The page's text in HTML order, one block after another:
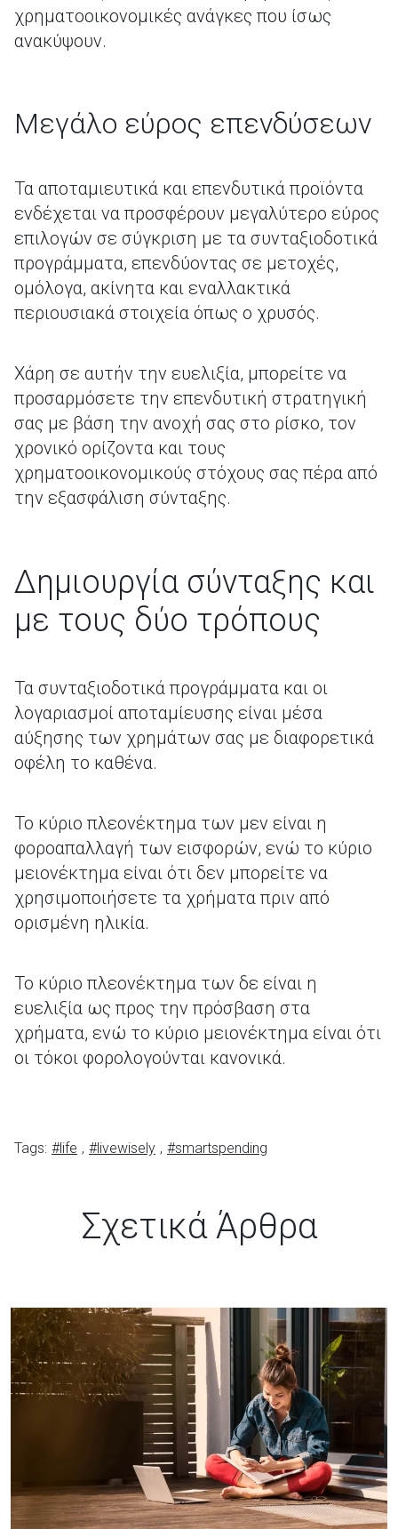
χρηματοοικονομικές ανάγκες που ίσως
ανακύψουν.
Μεγάλο εύρος επενδύσεων
Τα αποταμιευτικά και επενδυτικά προϊόντα
ενδέχεται να προσφέρουν μεγαλύτερο εύρος
επιλογών σε σύγκριση με τα συνταξιοδοτικά
προγράμματα, επενδύοντας σε μετοχές,
ομόλογα, ακίνητα και εναλλακτικά
περιουσιακά στοιχεία όπως ο χρυσός.
Χάρη σε αυτήν την ευελιξία, μπορείτε να
προσαρμόσετε την επενδυτική στρατηγική
σας με βάση την ανοχή σας στο ρίσκο, τον
χρονικό ορίζοντα και τους
χρηματοοικονομικούς στόχους σας πέρα από
την εξασφάλιση σύνταξης.
Δημιουργία σύνταξης και
με τους δύο τρόπους
Τα συνταξιοδοτικά προγράμματα και οι
λογαριασμοί αποταμίευσης είναι μέσα
αύξησης των χρημάτων σας με διαφορετικά
οφέλη το καθένα.
Το κύριο πλεονέκτημα των μεν είναι η
φοροαπαλλαγή των εισφορών, ενώ το κύριο
μειονέκτημα είναι ότι δεν μπορείτε να
χρησιμοποιήσετε τα χρήματα πριν από
ορισμένη ηλικία.
Το κύριο πλεονέκτημα των δε είναι η
ευελιξία ως προς την πρόσβαση στα
χρήματα, ενώ το κύριο μειονέκτημα είναι ότι
οι τόκοι φορολογούνται κανονικά.
Tags: #life , #livewisely , #smartspending
Σχετικά Άρθρα